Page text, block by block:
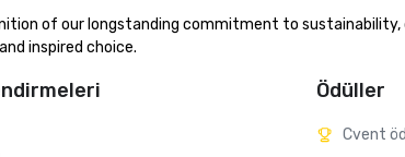
of our longstanding commitment to
inspired choice.
Ödüller
Cvent